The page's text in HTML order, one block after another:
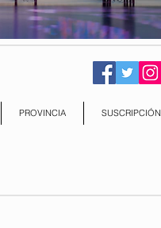
PROVINCIA SUSCRIPCIÓN